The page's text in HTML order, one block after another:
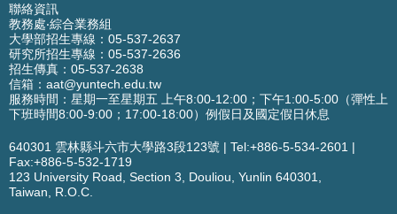
聯絡資訊
教務處‧綜合業務組
大學部招生專線：05-537-2637
研究所招生專線：05-537-2636
招生傳真：05-537-2638
信箱： aat@yuntech.edu.tw
服務時間：星期一至星期五 上午8:00-12:00；下午1:00-5:00（彈性上
下班時間8:00-9:00；17:00-18:00）例假日及國定假日休息
640301 雲林縣斗六市大學路3段123號 | Tel:+886-5-534-2601 |
Fax:+886-5-532-1719
123 University Road, Section 3,
Douliou, Yunlin 640301,
Taiwan, R.O.C.